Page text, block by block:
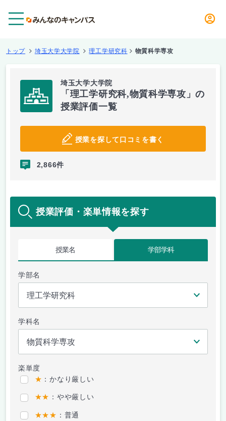
トップ 埼玉大学大学院 理工学研究科 物質科学専攻
埼玉大学大学院
「理工学研究科,物質科学専攻」の
授業評価一覧
授業を探して口コミを書く
2,866件
授業評価・楽単情報を探す
授業名 学部学科
学部名
学科名
楽単度
★ ：かなり厳しい
★★ ：やや厳しい
★★★ ：普通